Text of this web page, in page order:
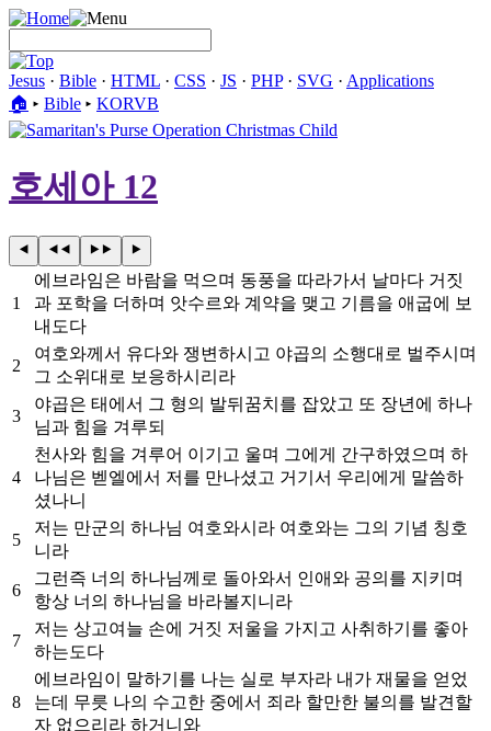
Jesus · Bible · HTML · CSS · JS · PHP· SVG · Applications
🏠︎ ▸ Bible ▸ KORVB
호세아 12
1
에브라임은 바람을 먹으며 동풍을 따라가서 날마다 거짓
과 포학을 더하며 앗수르와 계약을 맺고 기름을 애굽에 보
내도다
2
여호와께서 유다와 쟁변하시고 야곱의 소행대로 벌주시며
그 소위대로 보응하시리라
3
야곱은 태에서 그 형의 발뒤꿈치를 잡았고 또 장년에 하나
님과 힘을 겨루되
4
천사와 힘을 겨루어 이기고 울며 그에게 간구하였으며 하
나님은 벧엘에서 저를 만나셨고 거기서 우리에게 말씀하
셨나니
5
저는 만군의 하나님 여호와시라 여호와는 그의 기념 칭호
니라
6
그런즉 너의 하나님께로 돌아와서 인애와 공의를 지키며
항상 너의 하나님을 바라볼지니라
7
저는 상고여늘 손에 거짓 저울을 가지고 사취하기를 좋아
하는도다
8
에브라임이 말하기를 나는 실로 부자라 내가 재물을 얻었
는데 무릇 나의 수고한 중에서 죄라 할만한 불의를 발견할
자 없으리라 하거니와